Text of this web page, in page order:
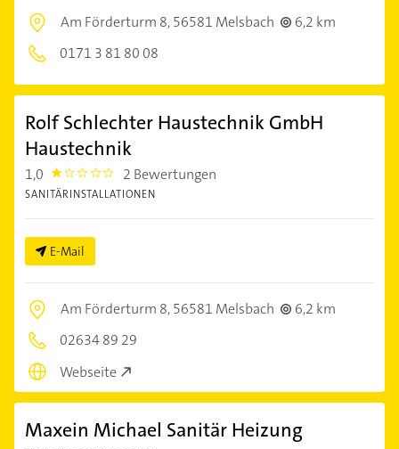
Am Förderturm 8,56581 Melsbach
6,2 km
0171 3 81 80 08
Rolf Schlechter Haustechnik GmbH
Haustechnik
1,0 1.0 2 Bewertungen
SANITÄRINSTALLATIONEN
E-Mail
Am Förderturm 8,56581 Melsbach
6,2 km
02634 89 29
Webseite
Maxein Michael Sanitär Heizung